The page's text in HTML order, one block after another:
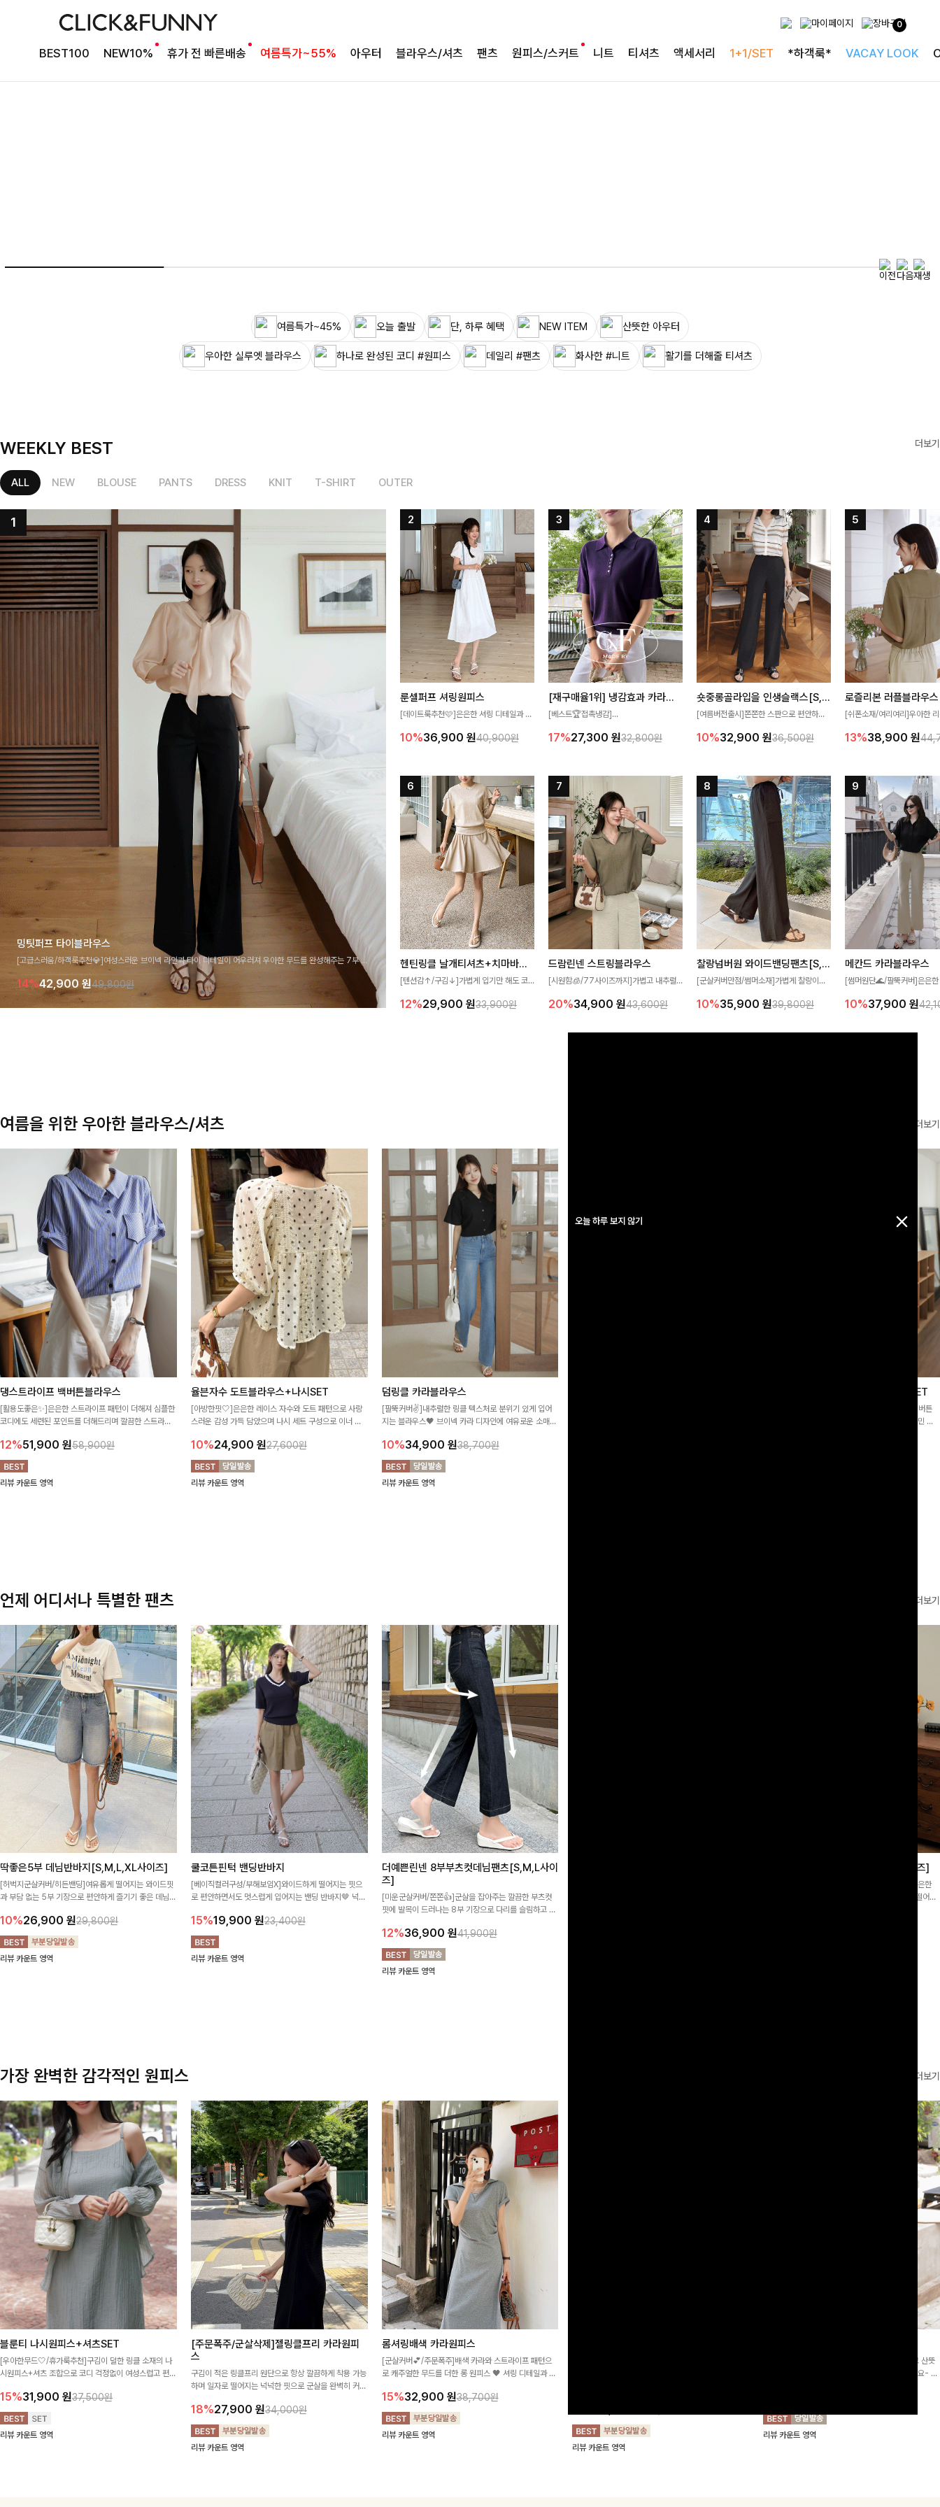
0
BEST100 NEW10% 휴가 전 빠른배송 여름특가~55% 아우터 블라우스/셔츠 팬츠 원피스/스커트 니트 티셔츠 액세서리 1+1/SET *하객룩* VACAY LOOK
오늘 하루 보지 않기
여름의 끝을 완성할
감각적인 원피스
특별한 날을 빛내는
하객룩의 정석
여름특가~45% 오늘 출발 단, 하루 혜택 NEW ITEM 산뜻한 아우터
우아한 실루엣 블라우스 하나로 완성된 코디 #원피스 데일리 #팬츠 화사한 #니트 활기를 더해줄 티셔츠
WEEKLY BEST 더보기
ALL NEW BLOUSE PANTS DRESS KNIT T-SHIRT OUTER
밍팃퍼프 타이블라우스
[고급스러움/하객룩추천💎]여성스러운 브이넥 라인과 타이 디테일이 어우러져 우아한 무드를 완성해주는 7부 블
라우스 🤍 여유로운 7부 소매로 편안하게 착용되며 데일리룩부터 출근룩, 하객룩까지 세련된 스타일링을 연출하
기 좋은 아이템이에요
14%42,900 원49,800원
룬셀퍼프 셔링원피스
[데이트룩추천🩷]은은한 셔링 디테일과 퍼
성해주는 원피스🤍 허리 스모크 밴딩이 슬
즐기기 좋아요
10%36,900 원40,900원
[재구매율1위] 냉감효과 카라니트
[베스트🏆접촉냉감]
고 가벼운 소재감으로 여름에도 시원하게
17%27,300 원32,800원
숏중롱골라입을 인생슬랙스[S,M,L,XL사이즈]
[여름버전출시]쫀쫀한 스판으로 편안하게
숏·기본·롱 기장과 와이드·부츠컷 핏까지 취
10%32,900 원36,500원
로즐리본 러플블라우스
[쉬폰소재/여리여리]우아한
분위기를 더해주는 블라우스
좋아요
13%38,900 원
헨틴링클 날개티셔츠+치마바지SET
[텐션감↑/구김↓]가볍게 입기만 해도 코
게 퍼지는 프릴 날개 소매가 우아한 포인트
12%29,900 원33,900원
드람린넨 스트링블라우스
[시원함🧊/77사이즈까지]가볍고 내추럴
없는 슬릿 카라 디자인이 얼굴선을 더욱 시
20%34,900 원43,600원
찰랑넘버원 와이드밴딩팬츠[S,M,L사이즈]
[군살커버만점/썸머소재]가볍게 찰랑이는
편안하게 착용하실 수 있는 팬츠입니다 🖤
감 있는 착용감을 더해드려요!
10%35,900 원39,800원
메칸드 카라블라우스
[썸머원단🌊/팔뚝커버]은은
세련된 무드를 연출해주는 블
은 베이직한 디자인!
10%37,900 원
여름을 위한 우아한 블라우스/셔츠 더보기
댕스트라이프 백버튼블라우스
[활용도좋은✨]은은한 스트라이프 패턴이 더해져 심플한
코디에도 세련된 포인트를 더해드리며 깔끔한 스트라이
12%51,900 원58,900원
리뷰 카운트 영역
율븐자수 도트블라우스+나시SET
[아방한핏🤍]은은한 레이스 자수와 도트 패턴으로 사랑
스러운 감성 가득 담았으며 나시 세트 구성으로 이너 걱
10%24,900 원27,600원
리뷰 카운트 영역
덤링클 카라블라우스
[팔뚝커버✌]내추럴한 링클 텍스처로 분위기 있게 입어
지는 블라우스🖤 브이넥 카라 디자인에 여유로운 소매핏
10%34,900 원38,700원
리뷰 카운트 영역
제딧레이어드 블라우스+플레어팬츠SET
[완성도높은💗]레이어드한 듯 자연스러운 나시와 버튼
원피스가 함께 구성된 세트 아이템입니다. 코디 고민 없
언제 어디서나 특별한 팬츠 더보기
딱좋은5부 데님반바지[S,M,L,XL사이즈]
[허벅지군살커버/히든밴딩]여유롭게 떨어지는 와이드핏
과 부담 없는 5부 기장으로 편안하게 즐기기 좋은 데님
디한 무드로 연출
10%26,900 원29,800원
리뷰 카운트 영역
쿨코튼핀턱 밴딩반바지
[베이직컬러구성/부해보임X]와이드하게 떨어지는 핏으
로 편안하면서도 멋스럽게 입어지는 밴딩 반바지🤎 넉넉
높게 즐겨지는 아이템!
15%19,900 원23,400원
리뷰 카운트 영역
더예쁜린넨 8부부츠컷데님팬츠[S,M,L사이
즈]
[미운군살커버/쫀쫀👍]군살을 잡아주는 깔끔한 부츠컷
핏에 발목이 드러나는 8부 기장으로 다리를 슬림하고 길
요~!
12%36,900 원41,900원
리뷰 카운트 영역
쿨링버튼 8부와이드팬츠[FREE,L사이즈]
[바스락소재💙/8부기장]사이드 버튼 디테일이 은은한
포인트가 되어주는 와이드 팬츠입니다. 여유롭게 떨어지
가장 완벽한 감각적인 원피스 더보기
블룬티 나시원피스+셔츠SET
[우아한무드🤍/휴가룩추천]구김이 덜한 링클 소재의 나
시원피스+셔츠 조합으로 코디 걱정없이 여성스럽고 편안
15%31,900 원37,500원
리뷰 카운트 영역
[주문폭주/군살삭제]젤링클프리 카라원피
스
구김이 적은 링클프리 원단으로 항상 깔끔하게 착용 가능
하며 일자로 떨어지는 넉넉한 핏으로 군살을 완벽히 커버
18%27,900 원34,000원
리뷰 카운트 영역
롬셔링배색 카라원피스
[군살커버💕/주문폭주]배색 카라와 스트라이프 패턴으
로 캐주얼한 무드를 더한 롱 원피스 🖤 셔링 디테일과 쫀
15%32,900 원38,700원
리뷰 카운트 영역
리뷰 카운트 영역
[청순무드/체형커버]꾸안꾸 무드의 정석🤍 가볍고 산뜻
한 착용감으로 여름 내내 손이 자주 가는 원피스예요- 은
리뷰 카운트 영역